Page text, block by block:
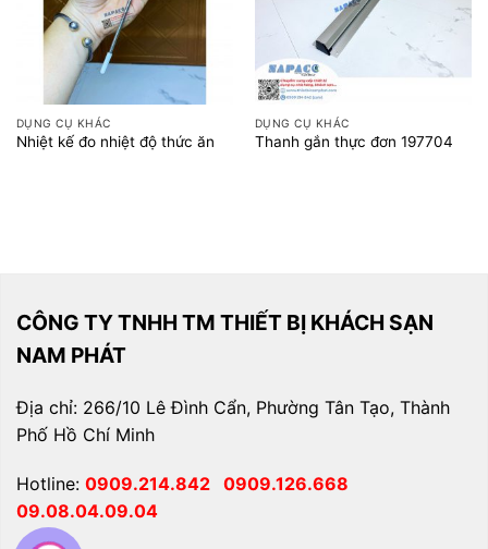
DỤNG CỤ KHÁC
Nhiệt kế đo nhiệt độ thức ăn
DỤNG CỤ KHÁC
Thanh gắn thực đơn 197704
CÔNG TY TNHH TM THIẾT BỊ KHÁCH SẠN
NAM PHÁT
Địa chỉ: 266/10 Lê Đình Cẩn, Phường Tân Tạo, Thành
Phố Hồ Chí Minh
Hotline: 0909.214.842 0909.126.668
09.08.04.09.04